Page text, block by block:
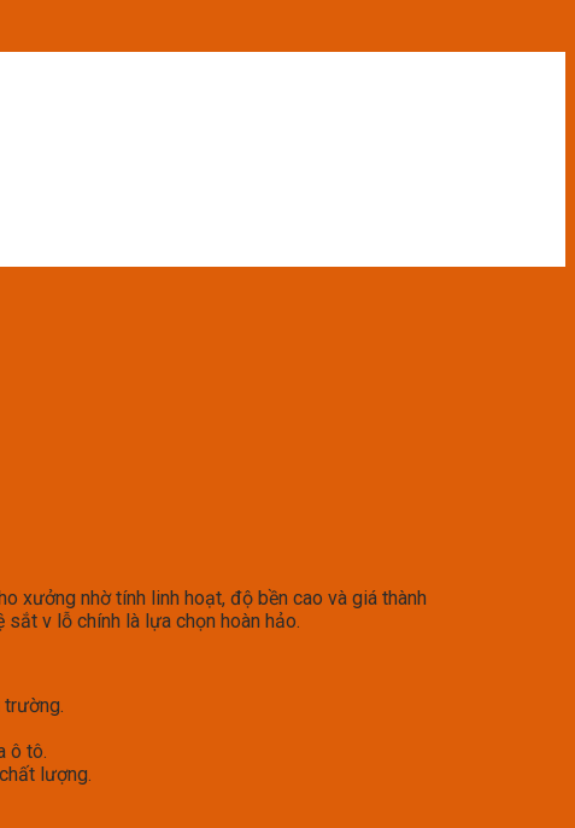
xưởng nhờ tính linh hoạt, độ bền cao và giá thành
v lỗ chính là lựa chọn hoàn hảo.
ô tô.
lượng.